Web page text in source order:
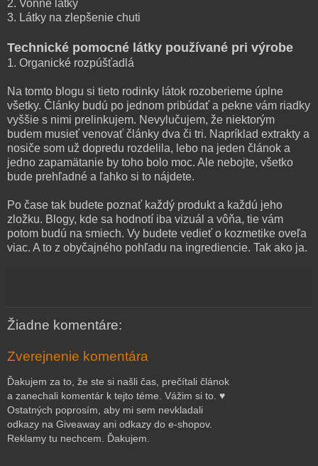
2. Vonné látky
3. Látky na zlepšenie chuti
Technické pomocné látky používané pri výrobe
1. Organické rozpúšťadlá
Na tomto blogu si tieto rodinky látok rozoberieme úplne
všetky. Články budú po jednom pribúdať a pekne vám riadky
vyššie s nimi prelinkujem. Nevylučujem, že niektorým
budem musieť venovať články dva či tri. Napríklad extrakty a
nosiče som už dopredu rozdelila, lebo na jeden článok a
jedno zapamätanie by toho bolo moc. Ale nebojte, všetko
bude prehľadné a ľahko si to nájdete.
Po čase tak budete poznať každý produkt a každú jeho
zložku. Blogy, kde sa hodnotí iba vizuál a vôňa, tie vám
potom budú na smiech. Vy budete vedieť o kozmetike oveľa
viac. A to z obyčajného pohľadu na ingrediencie. Tak ako ja.
Žiadne komentáre:
Zverejnenie komentára
Ďakujem za to, že ste si našli čas, prečítali článok
a zanechali komentár k tejto téme. Vážim si to. ♥
Ostatných poprosím, aby mi sem nevkladali
odkazy na Giveaway ani odkazy do e-shopov.
Reklamy tu nechcem. Ďakujem.